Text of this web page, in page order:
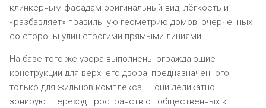
клинкерным фасадам оригинальный вид, лёгкость и
«разбавляет» правильную геометрию домов, очерченных
со стороны улиц строгими прямыми линиями.
На базе того же узора выполнены ограждающие
конструкции для верхнего двора, предназначенного
только для жильцов комплекса, – они деликатно
зонируют переход пространств от общественных к